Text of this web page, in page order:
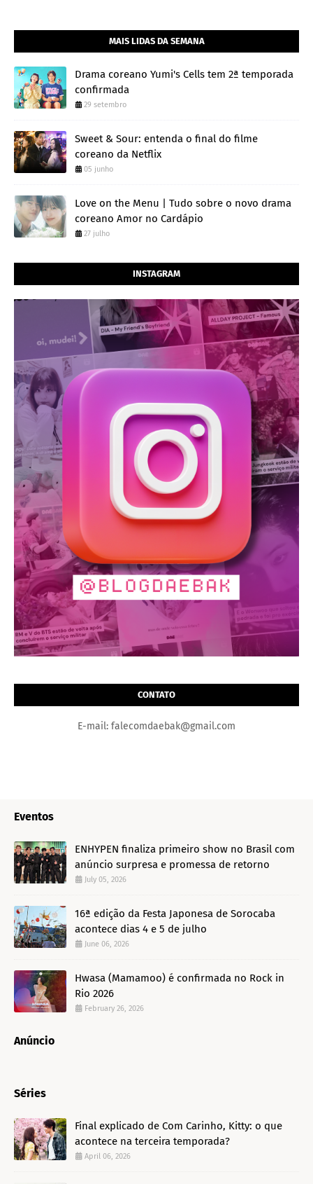
MAIS LIDAS DA SEMANA
Drama coreano Yumi's Cells tem 2ª temporada
confirmada
29 setembro
Sweet & Sour: entenda o final do filme
coreano da Netflix
05 junho
Love on the Menu | Tudo sobre o novo drama
coreano Amor no Cardápio
27 julho
INSTAGRAM
CONTATO
E-mail: falecomdaebak@gmail.com
Eventos
ENHYPEN finaliza primeiro show no Brasil com
anúncio surpresa e promessa de retorno
July 05, 2026
16ª edição da Festa Japonesa de Sorocaba
acontece dias 4 e 5 de julho
June 06, 2026
Hwasa (Mamamoo) é confirmada no Rock in
Rio 2026
February 26, 2026
Anúncio
Séries
Final explicado de Com Carinho, Kitty: o que
acontece na terceira temporada?
April 06, 2026